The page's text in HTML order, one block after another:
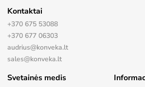
Kontaktai
+370 675 53088
+370 677 06303
audrius@konveka.lt
sales@konveka.lt
Svetainės medis